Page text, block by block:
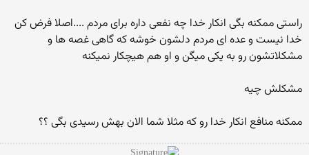
راستی ممکنه بگی انکار خدا چه نفعی داره برای مردم ....اصلا فرض کن
خدا نیست و عده ای مردم دلشون خوشه که گاهی غصه ها و
مشکلاتشون رو به یکی میگن و او هم هیچکار نمیکنه
مشکلش چیه
ممکنه منافع انکار خدا رو که مثلا شما الان بهش رسیدی بگی ؟؟